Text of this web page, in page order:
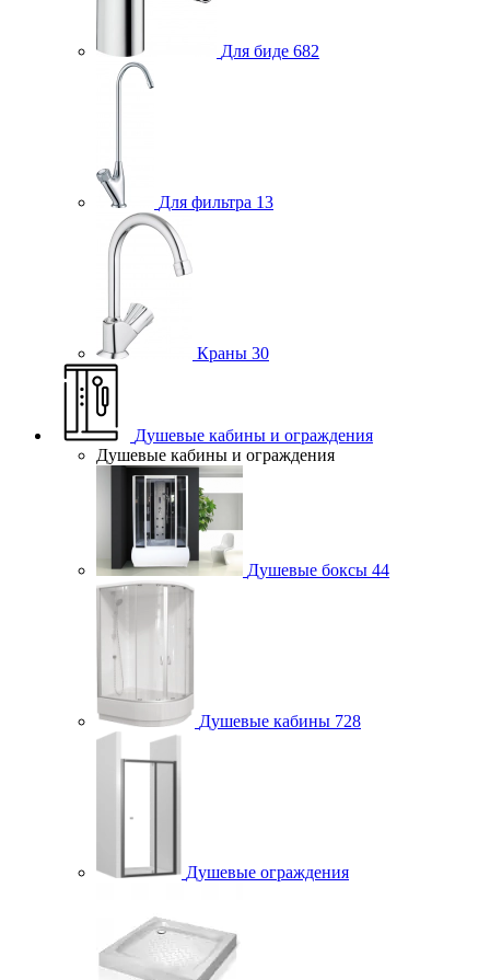
Для биде 682
Для фильтра 13
Краны 30
Душевые кабины и ограждения
Душевые кабины и ограждения
Душевые боксы 44
Душевые кабины 728
Душевые ограждения